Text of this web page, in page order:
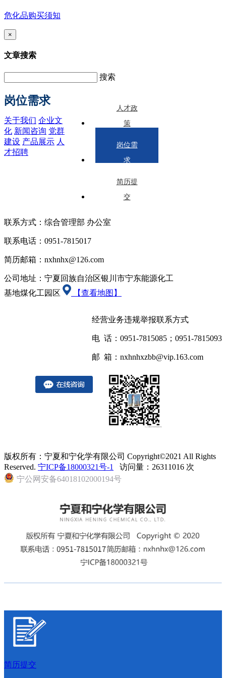
危化品购买须知
×
文章搜索
搜索
岗位需求
人才政
策
岗位需
求
简历提
交
关于我们 企业文
化 新闻咨询 党群
建设 产品展示 人
才招聘
联系方式：综合管理部 办公室
联系电话：0951-7815017
简历邮箱：nxhnhx@126.com
公司地址：宁夏回族自治区银川市宁东能源化工
基地煤化工园区
【查看地图】
经营业务违规举报联系方式
电 话：0951-7815085；0951-7815093
邮 箱：nxhnhxzbb@vip.163.com
版权所有：宁夏和宁化学有限公司 Copyright©2021 All Rights
Reserved. 宁ICP备18000321号-1
访问量：26311016 次
宁公网安备64018102000194号
简历提交